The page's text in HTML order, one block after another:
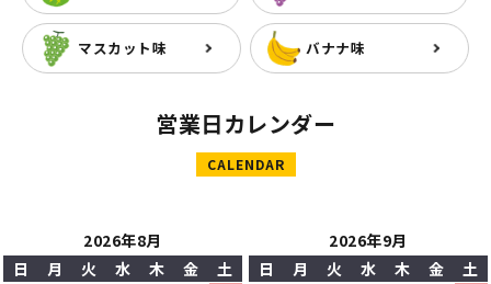
マスカット味 バナナ味
営業日カレンダー
CALENDAR
2026年8月
日
月 火 水 木 金 土
2026年9月
日
月 火 水 木 金 土